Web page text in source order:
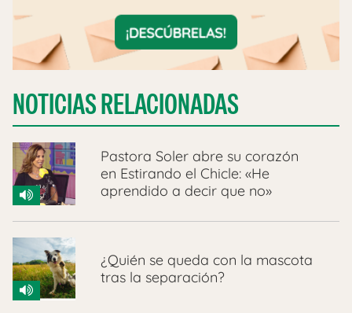
NOTICIAS RELACIONADAS
Pastora Soler abre su corazón
en Estirando el Chicle: «He
aprendido a decir que no»
¿Quién se queda con la mascota
tras la separación?